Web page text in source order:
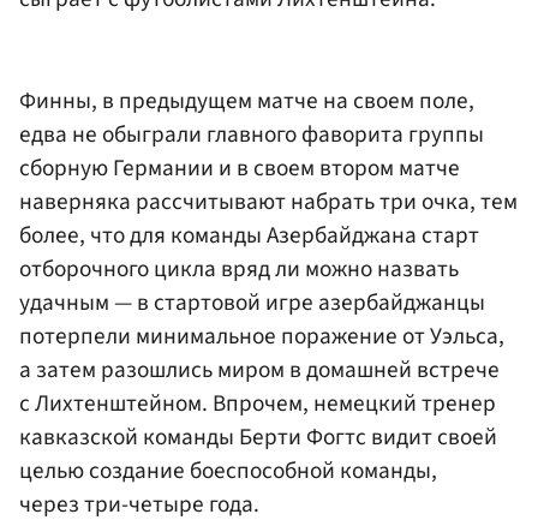
Финны, в предыдущем матче на своем поле,
едва не обыграли главного фаворита группы
сборную Германии и в своем втором матче
наверняка рассчитывают набрать три очка, тем
более, что для команды Азербайджана старт
отборочного цикла вряд ли можно назвать
удачным — в стартовой игре азербайджанцы
потерпели минимальное поражение от Уэльса,
а затем разошлись миром в домашней встрече
с Лихтенштейном. Впрочем, немецкий тренер
кавказской команды Берти Фогтс видит своей
целью создание боеспособной команды,
через три-четыре года.